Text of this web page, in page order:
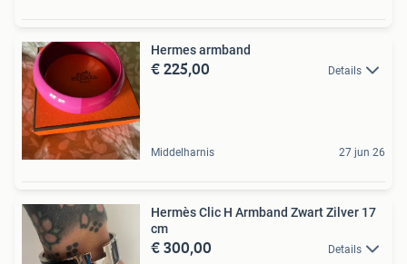
Hermes armband
€ 225,00 Details
Middelharnis 27 jun 26
Hermès Clic H Armband Zwart Zilver 17
cm
€ 300,00 Details